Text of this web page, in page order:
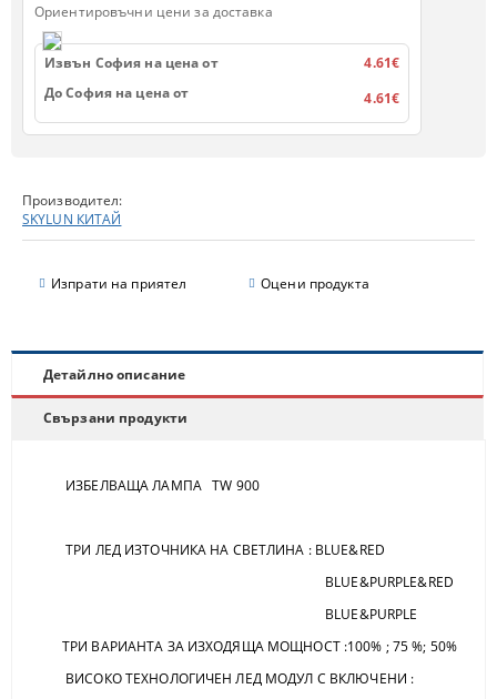
Производител:
SKYLUN КИТАЙ
Изпрати на приятел Оцени продукта
Ориентировъчни цени за доставка
Извън София на цена от
4.61€
До София на цена от
4.61€
Детайлно описание
Свързани продукти
ИЗБЕЛВАЩА ЛАМПА TW 900
ТРИ ЛЕД ИЗТОЧНИКА НА СВЕТЛИНА : BLUE&RED
BLUE&PURPLE&RED
BLUE&PURPLE
ТРИ ВАРИАНТА ЗА ИЗХОДЯЩА МОЩНОСТ :100% ; 75 %; 50%
ВИСОКО ТЕХНОЛОГИЧЕН ЛЕД МОДУЛ С ВКЛЮЧЕНИ :